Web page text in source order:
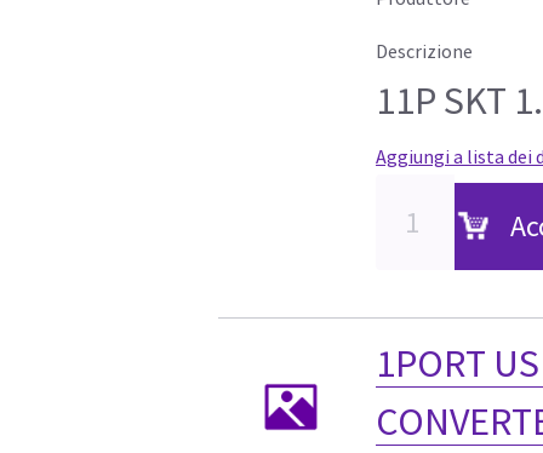
Descrizione
11P SKT
Aggiungi a lista dei
1PORT